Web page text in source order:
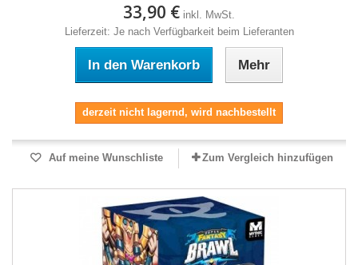
33,90 € inkl. MwSt.
Lieferzeit: Je nach Verfügbarkeit beim Lieferanten
In den Warenkorb Mehr
derzeit nicht lagernd, wird nachbestellt
Auf meine Wunschliste Zum Vergleich hinzufügen